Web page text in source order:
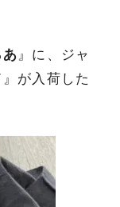
』に、ジャ
が入荷した